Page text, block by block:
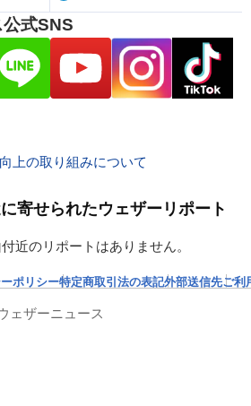
式SNS
上の取り組みについて
寄せられたウェザーリポート
近のリポートはありません。
ポリシー特定商取引法の表記外部送信先ご利
ェザーニュース